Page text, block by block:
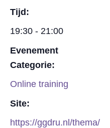
Tijd:
19:30 - 21:00
Evenement
Categorie:
Online training
Site:
https://ggdru.nl/thema/